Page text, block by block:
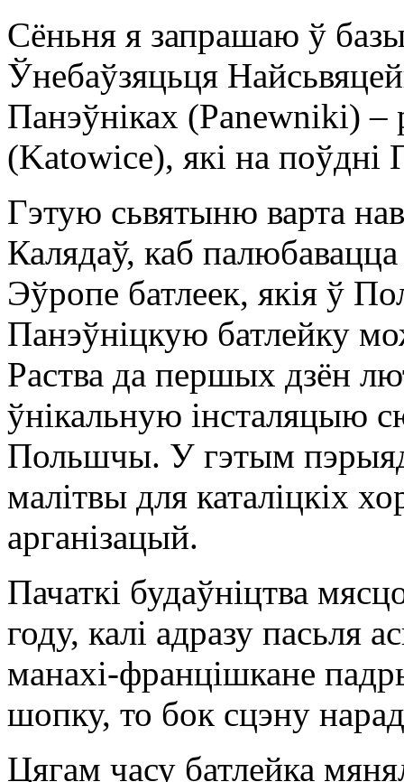
Сёньня я запрашаю ў
Ўнебаўзяцьця
Панэўніках (Panewniki) –
(Katowice), які на
Гэтую сьвятыню варта
Калядаў, каб
Эўропе батлеек, якія ў
Панэўніцкую батлейку
Раства да першых дзён
ўнікальную інсталяцыю
Польшчы. У гэтым
малітвы для каталіцкіх
арганізацый.
Пачаткі будаўніцтва
году, калі адразу пасьля
манахі-францішкане
шопку, то бок сцэну
Цягам часу батлейка